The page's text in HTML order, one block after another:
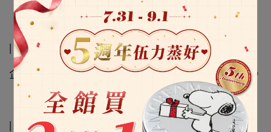
| 團體訂購 |
企業內部福利網合作及親朋好友揪團購買享折扣。
| 專案採購 |